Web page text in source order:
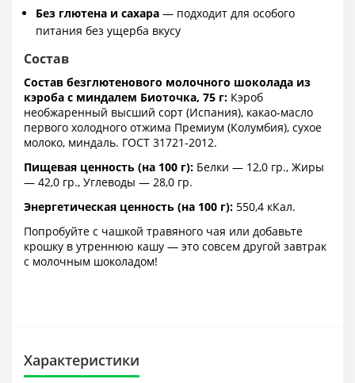
Без глютена и сахара — подходит для особого
питания без ущерба вкусу
Состав
Состав безглютенового молочного шоколада из
кэроба с миндалем Биоточка, 75 г: Кэроб
необжаренный высший сорт (Испания), какао-масло
первого холодного отжима Премиум (Колумбия), сухое
молоко, миндаль. ГОСТ 31721-2012.
Пищевая ценность (на 100 г): Белки — 12,0 гр., Жиры
— 42,0 гр., Углеводы — 28,0 гр.
Энергетическая ценность (на 100 г): 550,4 кКал.
Попробуйте с чашкой травяного чая или добавьте
крошку в утреннюю кашу — это совсем другой завтрак
с молочным шоколадом!
Характеристики